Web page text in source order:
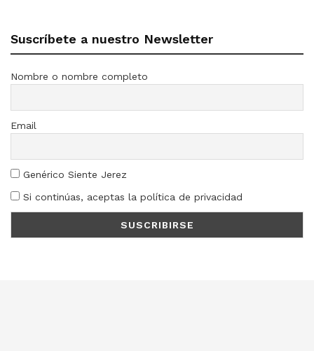
Suscríbete a nuestro Newsletter
Nombre o nombre completo
Email
Genérico Siente Jerez
Si continúas, aceptas la política de privacidad